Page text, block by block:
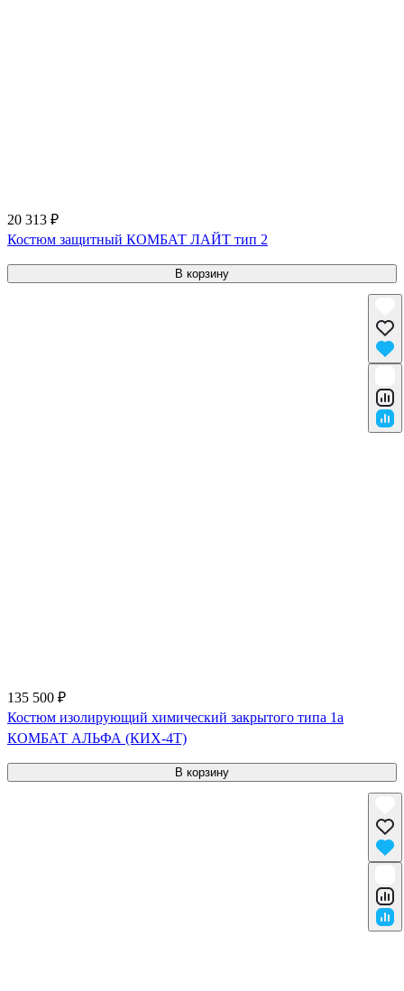
20 313 ₽
Костюм защитный КОМБАТ ЛАЙТ тип 2
В корзину
135 500 ₽
Костюм изолирующий химический закрытого типа 1a
КОМБАТ АЛЬФА (КИХ-4Т)
В корзину